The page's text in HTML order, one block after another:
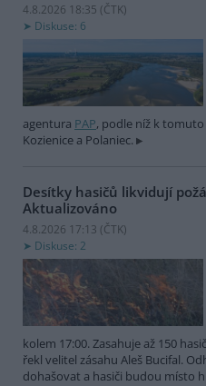
4.8.2026 18:35 (ČTK)
Diskuse: 6
agentura PAP, podle níž k
Kozienice a Polaniec.
Desítky hasičů likvidují
Aktualizováno
4.8.2026 17:13 (ČTK)
Diskuse: 2
kolem 17:00. Zasahuje až 150
řekl velitel zásahu Aleš Bucifal.
dohašovat a hasiči budou místo